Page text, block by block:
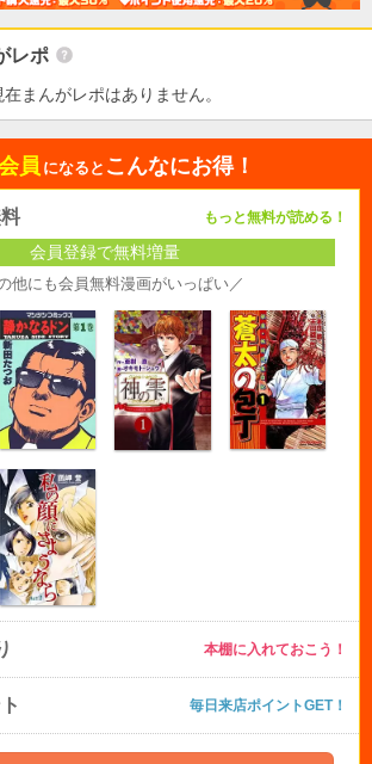
レポ
在まんがレポはありません。
員 になると こんなにお得！
もっと無料が読める！
会員登録で無料増量
他にも会員無料漫画がいっぱい／
本棚に入れておこう！
毎日来店ポイントGET！